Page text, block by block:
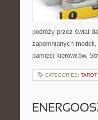
podróży przez świat
zapomnianych
pamięci kierowców.
CATEGORIES: